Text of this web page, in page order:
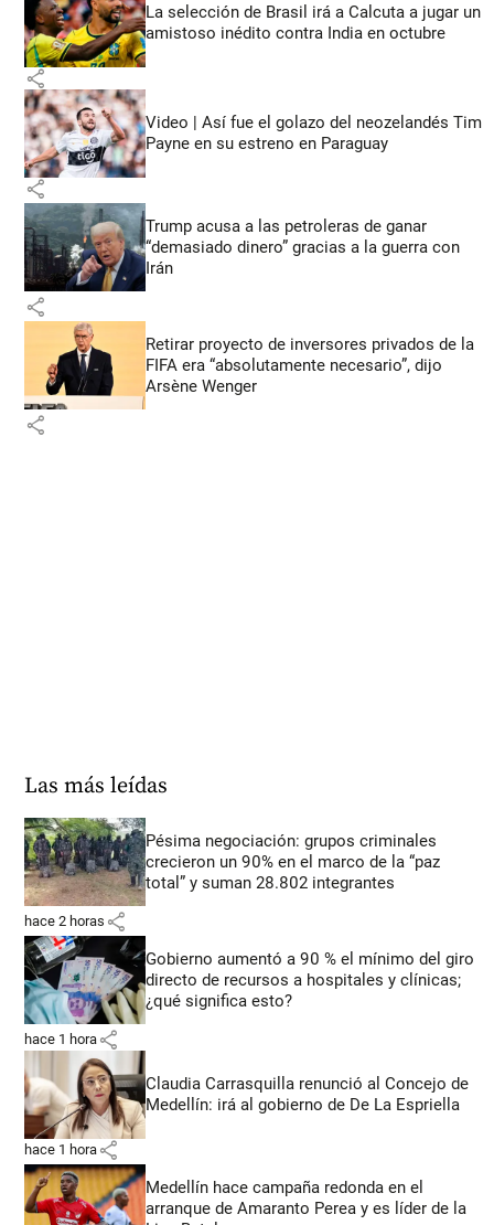
La selección de Brasil irá a Calcuta a jugar un
amistoso inédito contra India en octubre
share
Video | Así fue el golazo del neozelandés Tim
Payne en su estreno en Paraguay
share
Trump acusa a las petroleras de ganar
“demasiado dinero” gracias a la guerra con
Irán
share
Retirar proyecto de inversores privados de la
FIFA era “absolutamente necesario”, dijo
Arsène Wenger
share
Las más leídas
Pésima negociación: grupos criminales
crecieron un 90% en el marco de la “paz
total” y suman 28.802 integrantes
hace 2 horas share
Gobierno aumentó a 90 % el mínimo del giro
directo de recursos a hospitales y clínicas;
¿qué significa esto?
hace 1 hora share
Claudia Carrasquilla renunció al Concejo de
Medellín: irá al gobierno de De La Espriella
hace 1 hora share
Medellín hace campaña redonda en el
arranque de Amaranto Perea y es líder de la